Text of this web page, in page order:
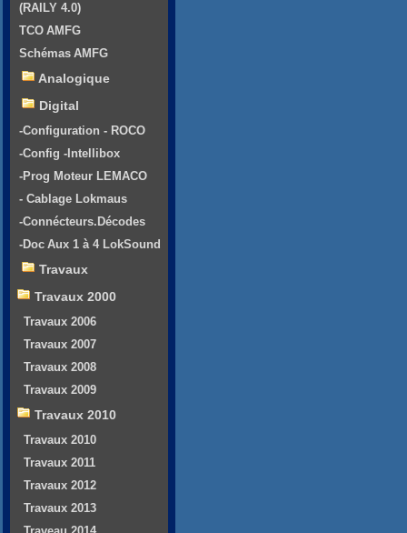
(RAILY 4.0)
TCO AMFG
Schémas AMFG
Analogique
Digital
-Configuration - ROCO
-Config -Intellibox
-Prog Moteur LEMACO
- Cablage Lokmaus
-Connécteurs.Décodes
-Doc Aux 1 à 4 LokSound
Travaux
Travaux 2000
Travaux 2006
Travaux 2007
Travaux 2008
Travaux 2009
Travaux 2010
Travaux 2010
Travaux 2011
Travaux 2012
Travaux 2013